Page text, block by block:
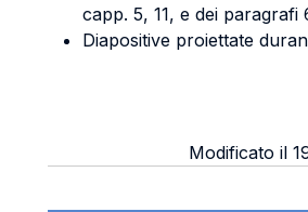
capp. 5, 11, e dei paragrafi
Diapositive proiettate
Modificato il